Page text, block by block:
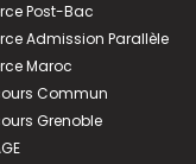
Post-Bac
Admission Parallèle
Maroc
Commun
Grenoble